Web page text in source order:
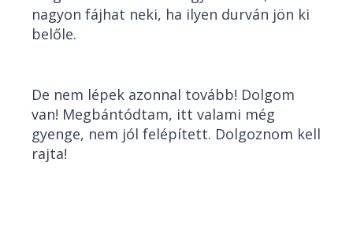
nagyon fájhat neki, ha ilyen durván jön ki
belőle.
De nem lépek azonnal tovább! Dolgom
van! Megbántódtam, itt valami még
gyenge, nem jól felépített. Dolgoznom kell
rajta!